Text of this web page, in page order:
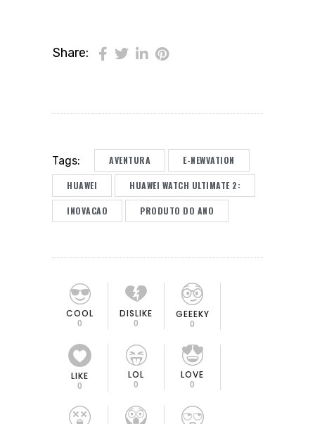
Share:
Tags: AVENTURA E-NEWVATION
HUAWEI HUAWEI WATCH ULTIMATE 2:
INOVACAO PRODUTO DO ANO
COOL
0
DISLIKE
0
GEEEKY
0
LIKE
0
LOL
0
LOVE
0